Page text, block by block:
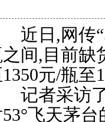
日,网传
间,目前缺
元/瓶至
者采访了
飞天茅